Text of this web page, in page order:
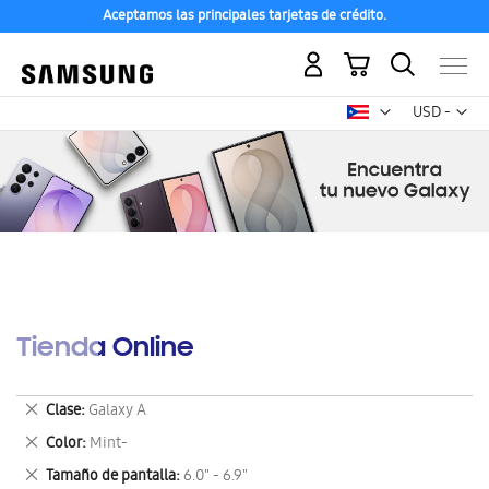
Aceptamos las principales tarjetas de crédito.
USD -
dólar
Mi carrito
Tienda Online
Clase Galaxy A
Eliminar
este
artículo
Color Mint-
Eliminar
este
Tamaño de pantalla 6.0" - 6.9"
Eliminar